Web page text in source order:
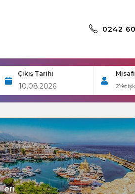
0242
Çıkış Tarihi
2